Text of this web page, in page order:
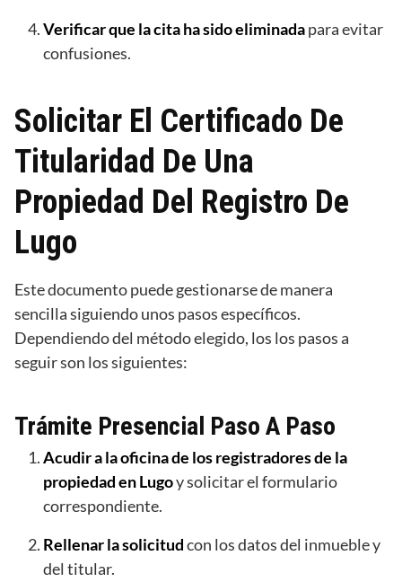
Verificar que la cita ha sido eliminadapara evitar
confusiones.
Solicitar El Certificado De
Titularidad De Una
Propiedad Del Registro De
Lugo
Este documento puede gestionarse de manera
sencilla siguiendo unos pasos específicos.
Dependiendo del método elegido, los los pasos a
seguir son los siguientes:
Trámite Presencial Paso A Paso
Acudir a la oficina de los registradores de la
propiedad en Lugoy solicitar el formulario
correspondiente.
Rellenar la solicitudcon los datos del inmueble y
del titular.